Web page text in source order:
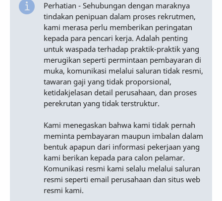
Perhatian - Sehubungan dengan maraknya
tindakan penipuan dalam proses rekrutmen,
kami merasa perlu memberikan peringatan
kepada para pencari kerja. Adalah penting
untuk waspada terhadap praktik-praktik yang
merugikan seperti permintaan pembayaran di
muka, komunikasi melalui saluran tidak resmi,
tawaran gaji yang tidak proporsional,
ketidakjelasan detail perusahaan, dan proses
perekrutan yang tidak terstruktur.
Kami menegaskan bahwa kami tidak pernah
meminta pembayaran maupun imbalan dalam
bentuk apapun dari informasi pekerjaan yang
kami berikan kepada para calon pelamar.
Komunikasi resmi kami selalu melalui saluran
resmi seperti email perusahaan dan situs web
resmi kami.